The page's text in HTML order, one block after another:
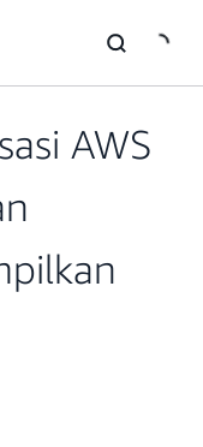
AWS